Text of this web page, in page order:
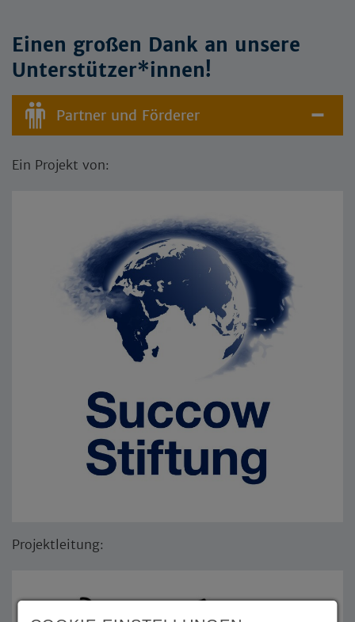
Einen großen Dank an unsere
Unterstützer*innen!
Partner und Förderer
Ein Projekt von:
Projektleitung: